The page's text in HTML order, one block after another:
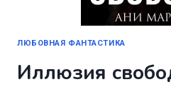
ЛЮБОВНАЯ ФАНТАСТИКА
Иллюзия